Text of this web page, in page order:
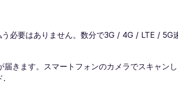
必要はありません。数分で3G / 4G / LTE / 5G
きます。スマートフォンのカメラでスキャン
.